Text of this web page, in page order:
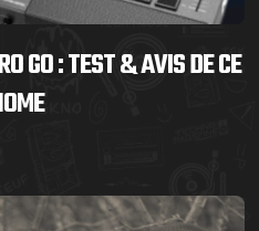
GO : TEST & AVIS DE CE